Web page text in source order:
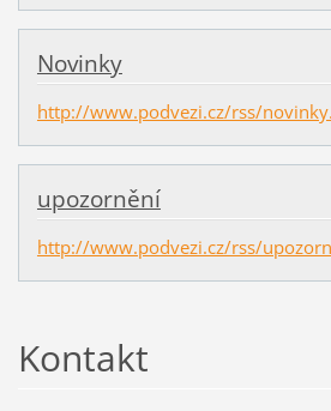
Novinky
http://www.podvezi.cz/rss/
upozornění
http://www.podvezi.cz/rss/
Kontakt